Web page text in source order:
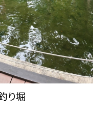
り堀